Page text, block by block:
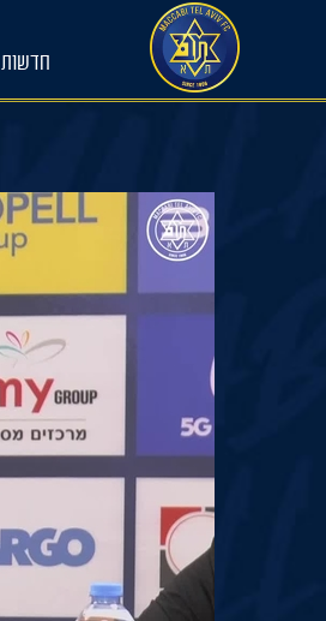
חדשות